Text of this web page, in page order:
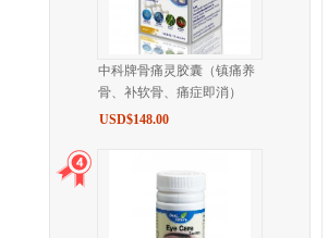
中科牌骨痛灵胶囊（镇痛养
骨、补软骨、痛症即消）
USD$148.00